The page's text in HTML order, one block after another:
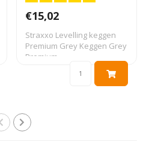
€15,02
Straxxo Levelling keggen
Premium Grey Keggen Grey
Premium ..